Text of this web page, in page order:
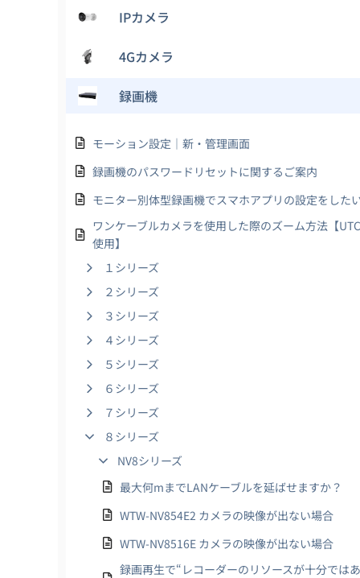
IPカメラ
4Gカメラ
録画機
モーション設定｜新・管理画面
録画機のパスワードリセットに関するご案内
モニター別体型録画機でスマホアプリの設定をした
ワンケーブルカメラを使用した際のズーム方法【
使用】
１シリーズ
２シリーズ
３シリーズ
４シリーズ
５シリーズ
６シリーズ
７シリーズ
８シリーズ
NV8シリーズ
最大何mまでLANケーブルを延ばせますか？
WTW-NV854E2 カメラの映像が出ない場合
WTW-NV8516E カメラの映像が出ない場合
録画再生で“レコーダーのリソースが十分では